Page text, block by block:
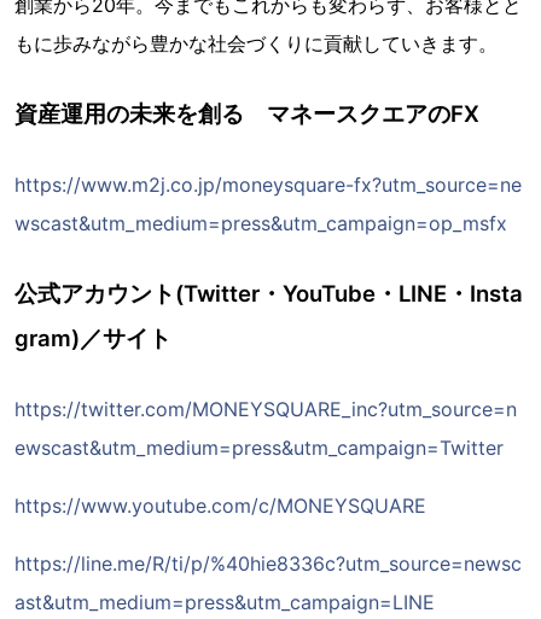
もに歩みながら豊かな社会づくりに貢献していきます。
資産運用の未来を創る マネースクエアのFX
https://www.m2j.co.jp/moneysquare-fx?utm_source=ne
wscast&utm_medium=press&utm_campaign=op_msfx
公式アカウント(Twitter・YouTube・LINE・Insta
gram)／サイト
https://twitter.com/MONEYSQUARE_inc?utm_source=n
ewscast&utm_medium=press&utm_campaign=Twitter
https://www.youtube.com/c/MONEYSQUARE
https://line.me/R/ti/p/%40hie8336c?utm_source=newsc
ast&utm_medium=press&utm_campaign=LINE